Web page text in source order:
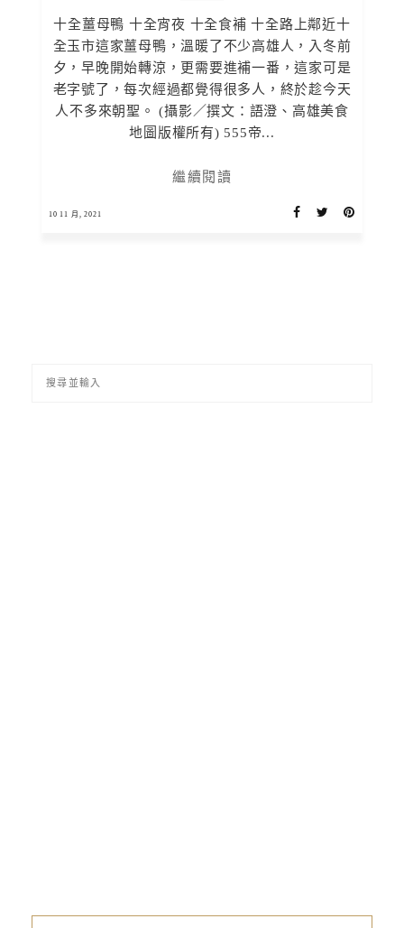
十全薑母鴨 十全宵夜 十全食補 十全路上鄰近十
全玉市這家薑母鴨，溫暖了不少高雄人，入冬前
夕，早晚開始轉涼，更需要進補一番，這家可是
老字號了，每次經過都覺得很多人，終於趁今天
人不多來朝聖。 (攝影／撰文：語澄、高雄美食
地圖版權所有) 555帝...
繼續閱讀
10 11 月, 2021